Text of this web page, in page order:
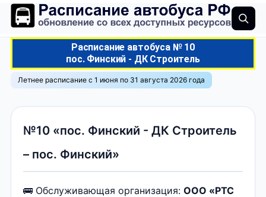
Расписание автобуса № 10
пос. Финский - ДК Строитель
Летнее расписание с 1 июня по 31 августа 2026 года
№10 «пос. Финский - ДК Строитель
– пос. Финский»
🚌 Обслуживающая организация: ООО «РТС